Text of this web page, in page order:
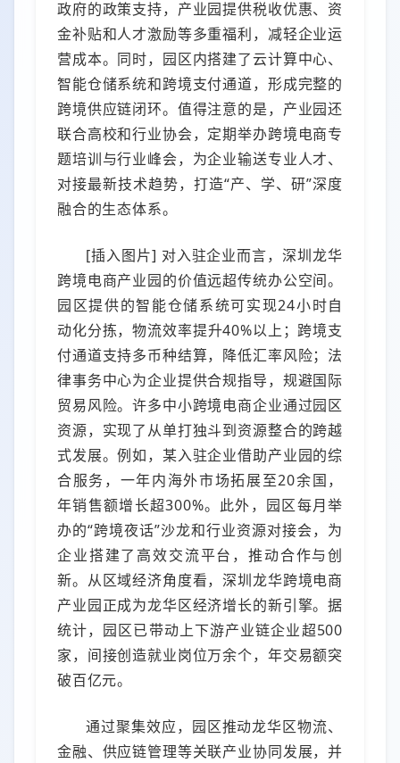
政府的政策支持，产业园提供税收优惠、资
金补贴和人才激励等多重福利，减轻企业运
营成本。同时，园区内搭建了云计算中心、
智能仓储系统和跨境支付通道，形成完整的
跨境供应链闭环。值得注意的是，产业园还
联合高校和行业协会，定期举办跨境电商专
题培训与行业峰会，为企业输送专业人才、
对接最新技术趋势，打造“产、学、研”深度
融合的生态体系。
[插入图片] 对入驻企业而言，深圳龙华
跨境电商产业园的价值远超传统办公空间。
园区提供的智能仓储系统可实现24小时自
动化分拣，物流效率提升40%以上；跨境支
付通道支持多币种结算，降低汇率风险；法
律事务中心为企业提供合规指导，规避国际
贸易风险。许多中小跨境电商企业通过园区
资源，实现了从单打独斗到资源整合的跨越
式发展。例如，某入驻企业借助产业园的综
合服务，一年内海外市场拓展至20余国，
年销售额增长超300%。此外，园区每月举
办的“跨境夜话”沙龙和行业资源对接会，为
企业搭建了高效交流平台，推动合作与创
新。从区域经济角度看，深圳龙华跨境电商
产业园正成为龙华区经济增长的新引擎。据
统计，园区已带动上下游产业链企业超500
家，间接创造就业岗位万余个，年交易额突
破百亿元。
通过聚集效应，园区推动龙华区物流、
金融、供应链管理等关联产业协同发展，并